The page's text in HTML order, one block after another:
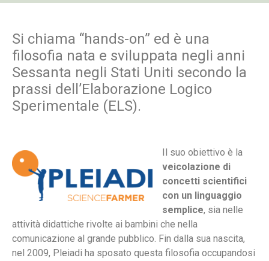
Si chiama “hands-on” ed è una
filosofia nata e sviluppata negli anni
Sessanta negli Stati Uniti secondo la
prassi dell’Elaborazione Logico
Sperimentale (ELS).
Il suo obiettivo è la
veicolazione di
concetti scientifici
con un linguaggio
semplice, sia nelle
attività didattiche rivolte ai bambini che nella
comunicazione al grande pubblico. Fin dalla sua nascita,
nel 2009, Pleiadi ha sposato questa filosofia occupandosi